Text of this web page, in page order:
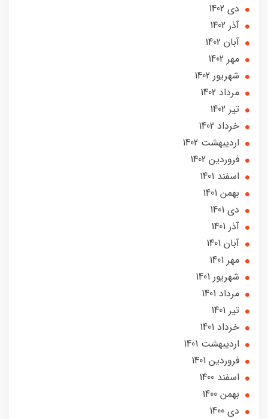
دی 1402
آذر 1402
آبان 1402
مهر 1402
شهریور 1402
مرداد 1402
تير 1402
خرداد 1402
ارديبهشت 1402
فروردین 1402
اسفند 1401
بهمن 1401
دی 1401
آذر 1401
آبان 1401
مهر 1401
شهریور 1401
مرداد 1401
تير 1401
خرداد 1401
ارديبهشت 1401
فروردین 1401
اسفند 1400
بهمن 1400
دی 1400